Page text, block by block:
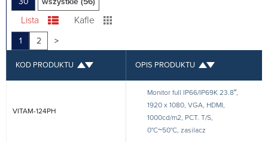
Lista Kafle
1 2 >
KOD PRODUKTU OPIS PRODUKTU
VITAM-124PH
Monitor full IP66/IP69K 23.8″,
1920 x 1080, VGA, HDMI,
1000cd/m2, PCT. T/S,
0°C~50°C, zasilacz